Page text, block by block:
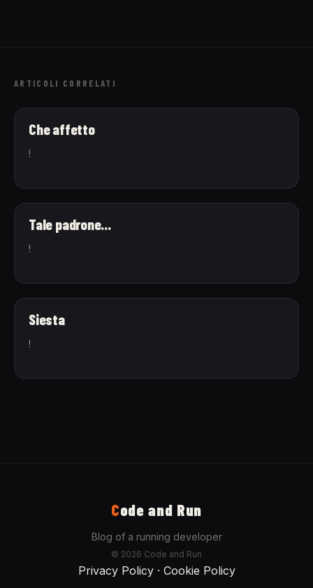
ARTICOLI CORRELATI
Che affetto
!
Tale padrone...
!
Siesta
!
Code and Run
Blog of a running developer
© 2026 Code and Run
Privacy Policy· Cookie Policy